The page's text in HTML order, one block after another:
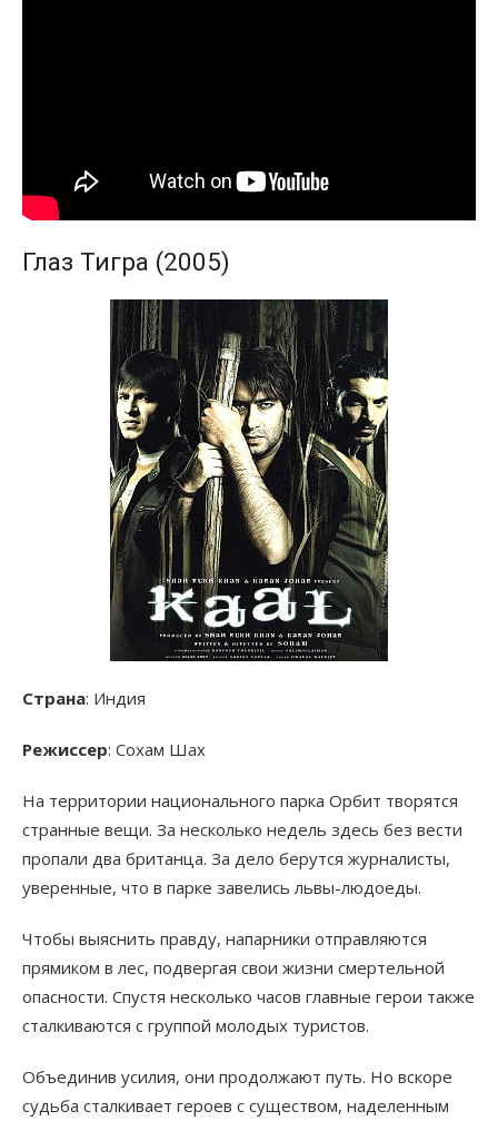
Глаз Тигра (2005)
Страна: Индия
Режиссер: Сохам Шах
На территории национального парка Орбит творятся
странные вещи. За несколько недель здесь без вести
пропали два британца. За дело берутся журналисты,
уверенные, что в парке завелись львы-людоеды.
Чтобы выяснить правду, напарники отправляются
прямиком в лес, подвергая свои жизни смертельной
опасности. Спустя несколько часов главные герои также
сталкиваются с группой молодых туристов.
Объединив усилия, они продолжают путь. Но вскоре
судьба сталкивает героев с существом, наделенным